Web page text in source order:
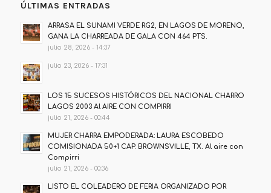
ÚLTIMAS ENTRADAS
ARRASA EL SUNAMI VERDE RG2, EN LAGOS DE MORENO,
GANA LA CHARREADA DE GALA CON 464 PTS.
julio 28, 2026 - 14:37
julio 23, 2026 - 17:31
LOS 15 SUCESOS HISTÓRICOS DEL NACIONAL CHARRO
LAGOS 2003 Al AIRE CON COMPIRRI
julio 21, 2026 - 00:44
MUJER CHARRA EMPODERADA: LAURA ESCOBEDO
COMISIONADA 50+1 CAP. BROWNSVILLE, TX. Al aire con
Compirri
julio 21, 2026 - 00:36
LISTO EL COLEADERO DE FERIA ORGANIZADO POR